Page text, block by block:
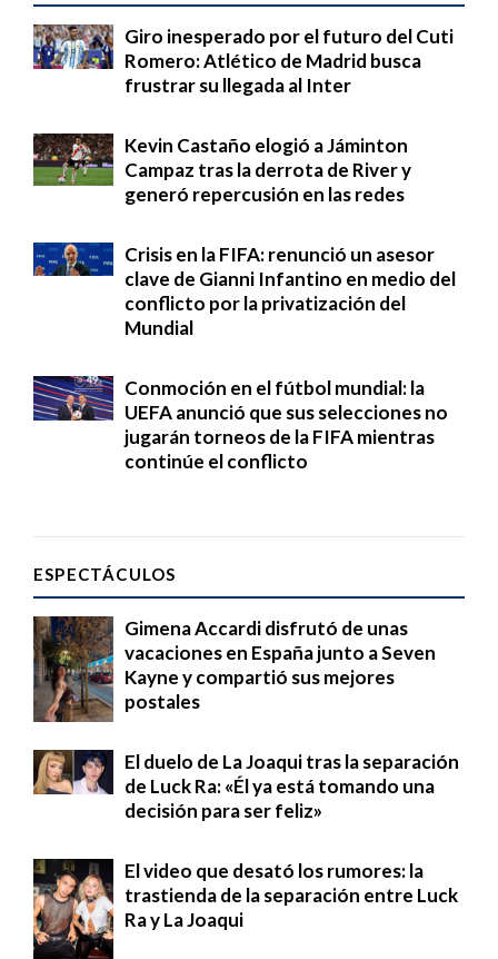
Giro inesperado por el futuro del Cuti
Romero: Atlético de Madrid busca
frustrar su llegada al Inter
Kevin Castaño elogió a Jáminton
Campaz tras la derrota de River y
generó repercusión en las redes
Crisis en la FIFA: renunció un asesor
clave de Gianni Infantino en medio del
conflicto por la privatización del
Mundial
Conmoción en el fútbol mundial: la
UEFA anunció que sus selecciones no
jugarán torneos de la FIFA mientras
continúe el conflicto
ESPECTÁCULOS
Gimena Accardi disfrutó de unas
vacaciones en España junto a Seven
Kayne y compartió sus mejores
postales
El duelo de La Joaqui tras la separación
de Luck Ra: «Él ya está tomando una
decisión para ser feliz»
El video que desató los rumores: la
trastienda de la separación entre Luck
Ra y La Joaqui